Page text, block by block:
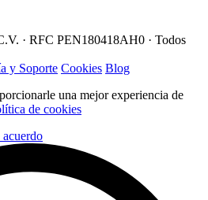
· RFC PEN180418AH0 · Todos
y Soporte Cookies Blog
una mejor experiencia de
de cookies